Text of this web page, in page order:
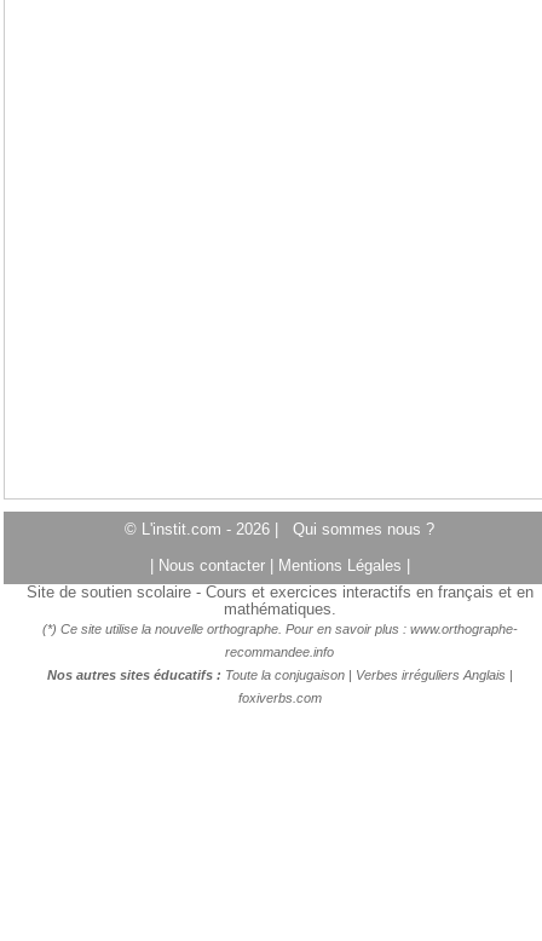
© L'instit.com - 2026 | Qui sommes nous ?
Nous contacter Mentions Légales
Site de soutien scolaire - Cours et exercices interactifs en français et en
mathématiques.
(*) Ce site utilise la nouvelle orthographe. Pour en savoir plus : www.orthographe-
recommandee.info
Nos autres sites éducatifs : Toute la conjugaison| Verbes irréguliers Anglais |
foxiverbs.com